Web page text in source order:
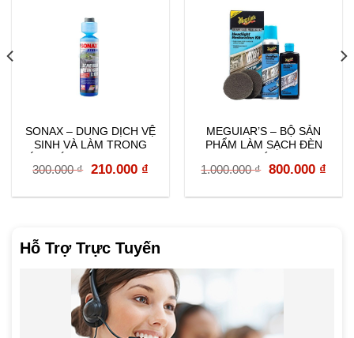
Hỗ Trợ Trực Tuyến
SONAX – DUNG DỊCH VỆ
SINH VÀ LÀM TRONG
300.000₫ Original
210.000 ₫Current
MEGUIAR’S – BỘ SẢN
PHẨM LÀM SẠCH ĐÈN
1.000.000₫ Original
800.000 ₫